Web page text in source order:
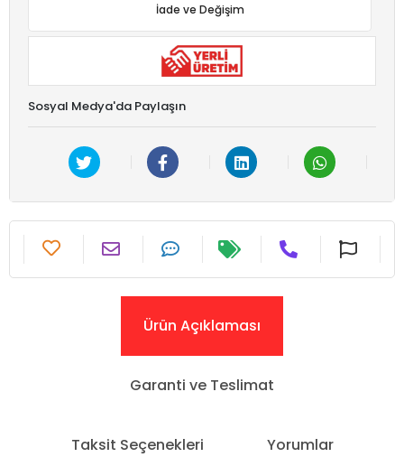
İade ve Değişim
Sosyal Medya'da Paylaşın
Ürün Açıklaması
Garanti ve Teslimat
Taksit Seçenekleri Yorumlar